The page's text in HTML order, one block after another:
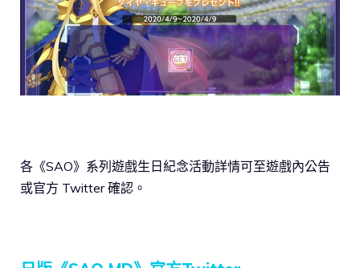
各《SAO》系列遊戲生日紀念活動詳情可至遊戲內公告
或官方 Twitter 確認。